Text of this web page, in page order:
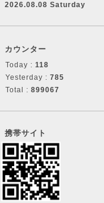
2026.08.08 Saturday
カウンター
Today : 118
Yesterday : 785
Total : 899067
携帯サイト